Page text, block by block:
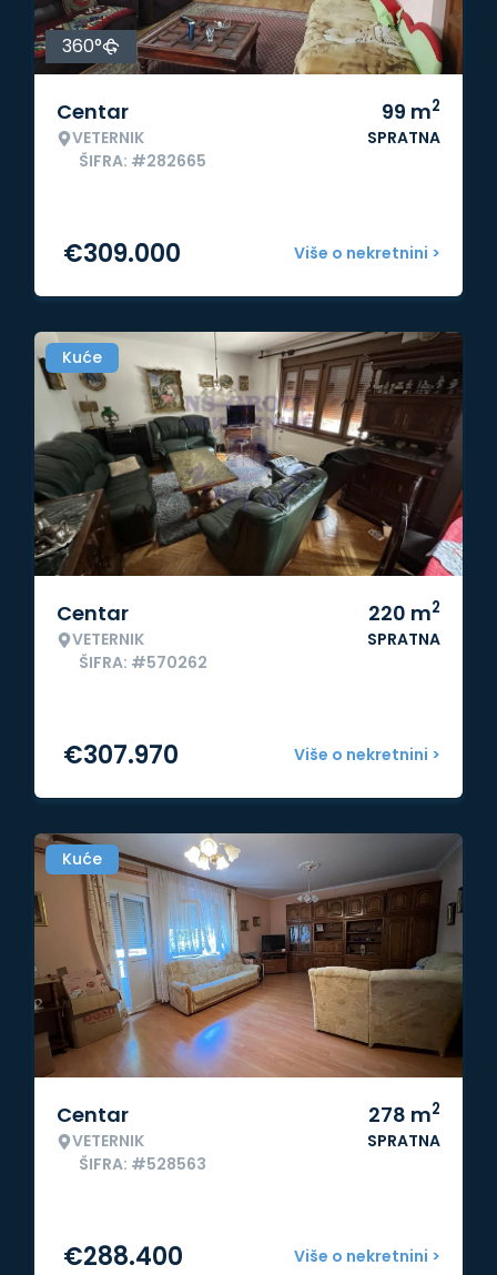
360°
Centar
VETERNIK
ŠIFRA: #282665
99 m2
SPRATNA
Više o nekretnini >
€309.000
Kuće
Centar
VETERNIK
ŠIFRA: #570262
220 m2
SPRATNA
Više o nekretnini >
€307.970
Kuće
Centar
VETERNIK
ŠIFRA: #528563
278 m2
SPRATNA
Više o nekretnini >
€288.400